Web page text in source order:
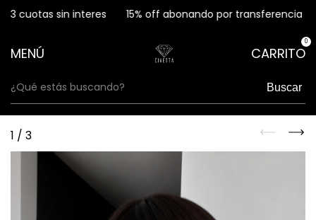
cuotas sin interes 15% off abonando por transferencia
MENÚ CARRITO
0
Buscar
1 / 3